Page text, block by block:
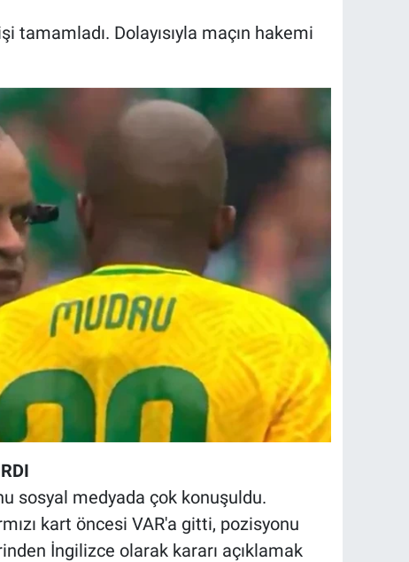
tamamladı. Dolayısıyla maçın hakemi
sosyal medyada çok konuşuldu.
kart öncesi VAR'a gitti, pozisyonu
İngilizce olarak kararı açıklamak